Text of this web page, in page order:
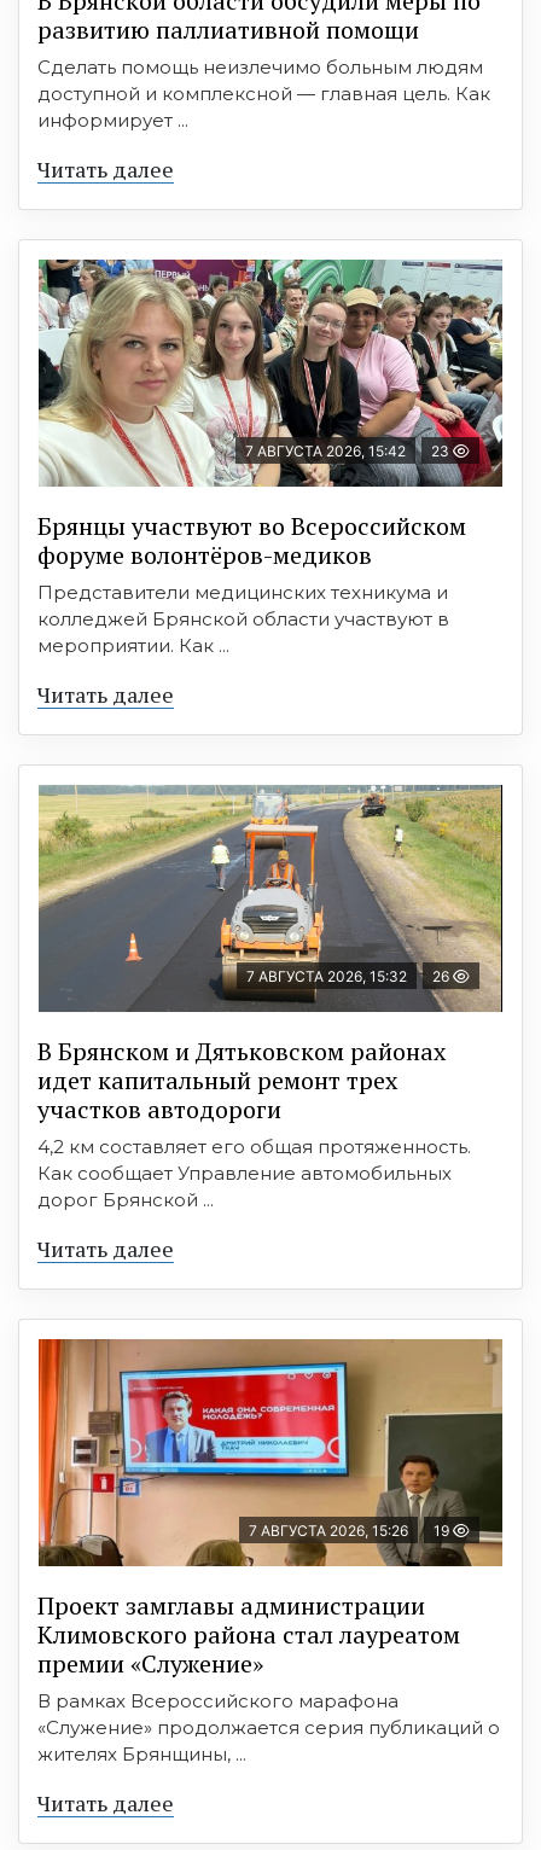
развитию паллиативной помощи
Сделать помощь неизлечимо больным людям
доступной и комплексной — главная цель. Как
информирует ...
Читать далее
7 АВГУСТА 2026, 15:42 23
Брянцы участвуют во Всероссийском
форуме волонтёров-медиков
Представители медицинских техникума и
колледжей Брянской области участвуют в
мероприятии. Как ...
Читать далее
7 АВГУСТА 2026, 15:32 26
В Брянском и Дятьковском районах
идет капитальный ремонт трех
участков автодороги
4,2 км составляет его общая протяженность.
Как сообщает Управление автомобильных
дорог Брянской ...
Читать далее
7 АВГУСТА 2026, 15:26 19
Проект замглавы администрации
Климовского района стал лауреатом
премии «Служение»
В рамках Всероссийского марафона
«Служение» продолжается серия публикаций о
жителях Брянщины, ...
Читать далее